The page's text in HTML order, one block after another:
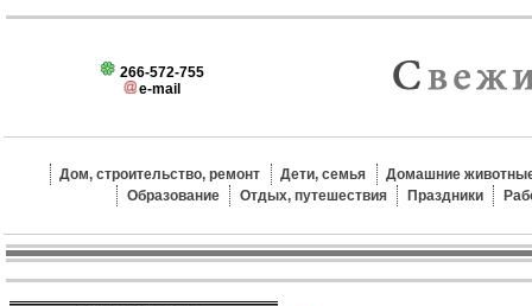
266-572-755
e-mail
Дом, строительство, ремонт Дети, семья
Домашние
Образование
Отдых, путешествия Праздники